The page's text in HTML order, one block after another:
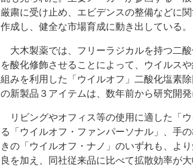
厳粛に受け止め、エビデンスの整備などに
作成し、健全な市場育成に動き出している。
大木製薬では、フリーラジカルを持つ二
を酸化修飾させることによって、ウイルス
組みを利用した「ウイルオフ」二酸化塩素
の新製品３アイテムは、数年前から研究開
リビングやオフィス等の使用に適した「
る「ウイルオフ・ファンパーソナル」、手
きの「ウイルオフ・ナノ」のいずれも、よ
良を加え、同社従来品に比べて拡散効率が大